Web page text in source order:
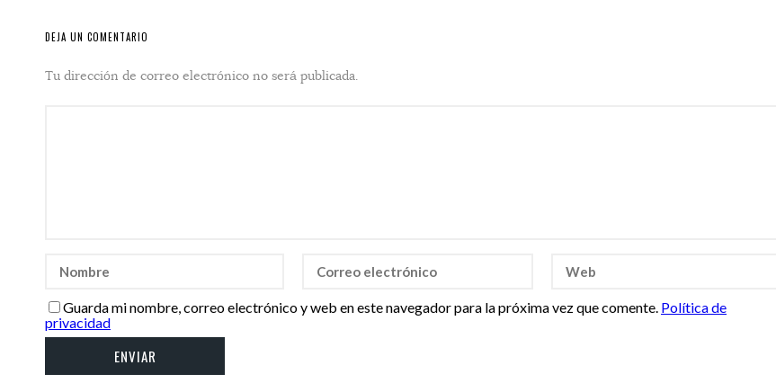
DEJA UN COMENTARIO
Tu dirección de correo electrónico no será publicada.
Guarda mi nombre, correo electrónico y web en este navegador para la próxima vez que comente. Política de
privacidad